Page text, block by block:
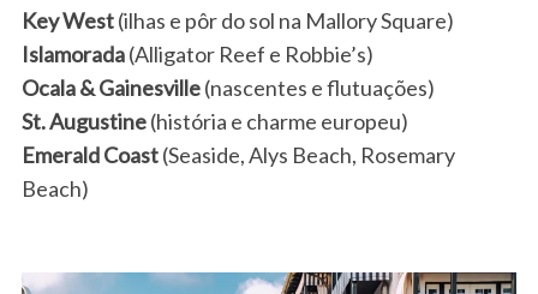
Key West(ilhas e pôr do sol na Mallory Square)
Islamorada(Alligator Reef e Robbie’s)
Ocala & Gainesville(nascentes e flutuações)
St. Augustine(história e charme europeu)
Emerald Coast(Seaside, Alys Beach, Rosemary
Beach)